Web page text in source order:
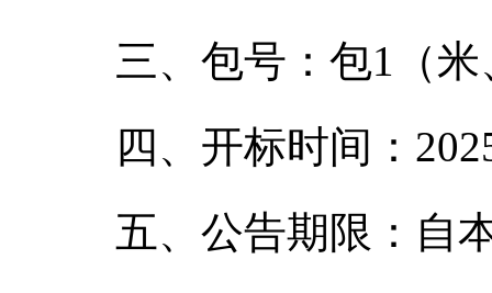
三、包号：包1（
四、开标时间：
五、公告期限：自